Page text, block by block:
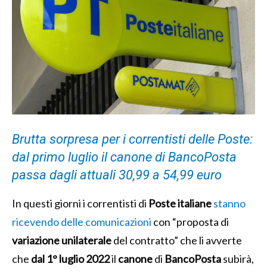
Brutta sorpresa per i correntisti delle Poste:
dal primo luglio il canone di BancoPosta
passa dagli attuali 30,99 a 54,99 euro
In questi giorni i correntisti di Posteitalianestanno
ricevendo delle comunicazioni con “proposta di
variazioneunilateraledel contratto” che li avverte
che dal 1° luglio 2022il canonedi BancoPostasubirà,